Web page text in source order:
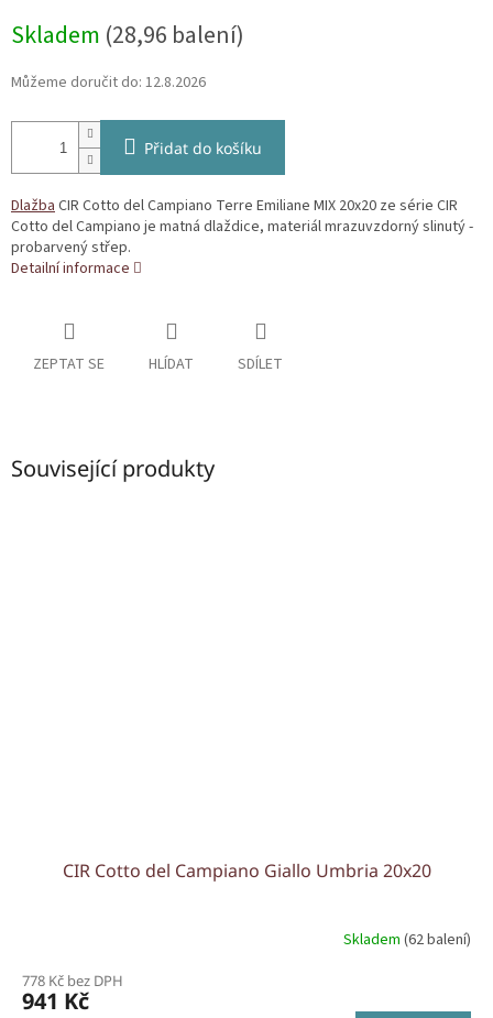
Skladem (28,96 balení)
Můžeme doručit do: 12.8.2026
Přidat do košíku
DlažbaCIR Cotto del Campiano Terre Emiliane MIX 20x20 ze série CIR
Cotto del Campiano je matná dlaždice, materiál mrazuvzdorný slinutý -
probarvený střep.
Detailní informace
ZEPTAT SE HLÍDAT SDÍLET
Související produkty
CIR Cotto del Campiano Giallo Umbria 20x20
Skladem (62 balení)
778 Kč bez DPH
941 Kč